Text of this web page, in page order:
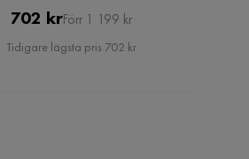
Pris
702 kr Original
Pris
Förr 1 199 kr
Tidigare lägsta pris 702 kr